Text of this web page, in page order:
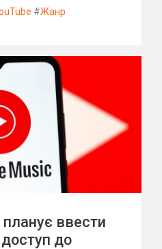
#Жанр
ввести
до